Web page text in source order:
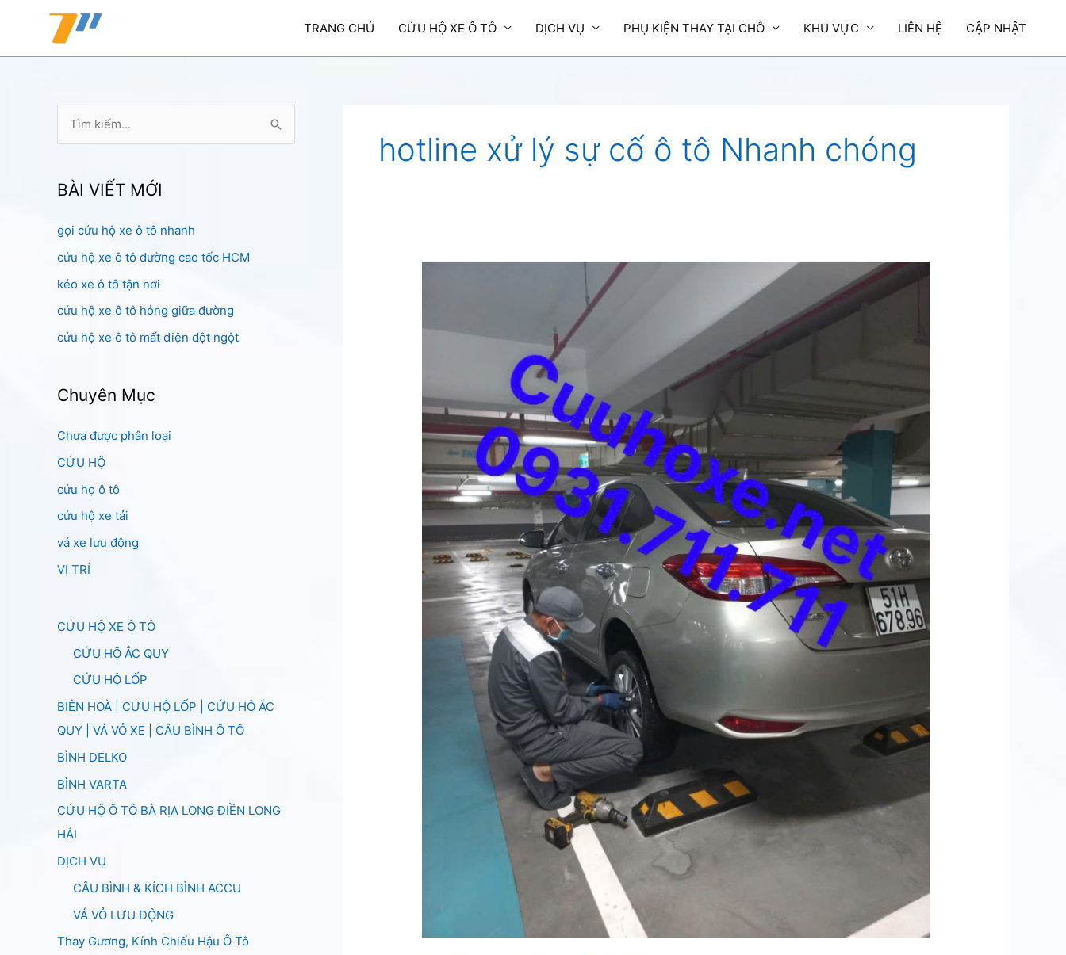
TRANG CHỦ CỨU HỘ XE Ô TÔ DỊCH VỤ PHỤ KIỆN THAY TẠI CHỖ KHU VỰC LIÊN HỆ CẬP NHẬT
k
ế
m
:
BÀI VIẾT MỚI
gọi cứu hộ xe ô tô nhanh
cứu hộ xe ô tô đường cao tốc HCM
kéo xe ô tô tận nơi
cứu hộ xe ô tô hỏng giữa đường
cứu hộ xe ô tô mất điện đột ngột
Chuyên Mục
Chưa được phân loại
CỨU HỘ
cứu họ ô tô
cứu hộ xe tải
vá xe lưu động
VỊ TRÍ
CỨU HỘ XE Ô TÔ
CỨU HỘ ẮC QUY
CỨU HỘ LỐP
BIÊN HOÀ | CỨU HỘ LỐP | CỨU HỘ ẮC
QUY | VÁ VỎ XE | CÂU BÌNH Ô TÔ
BÌNH DELKO
BÌNH VARTA
CỨU HỘ Ô TÔ BÀ RỊA LONG ĐIỀN LONG
HẢI
DỊCH VỤ
CÂU BÌNH & KÍCH BÌNH ACCU
VÁ VỎ LƯU ĐỘNG
Thay Gương, Kính Chiếu Hậu Ô Tô
hotline xử lý sự cố ô tô Nhanh chóng